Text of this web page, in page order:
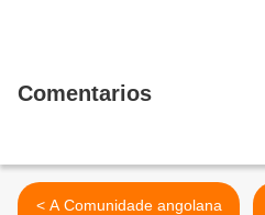
Comentarios
< A Comunidade angolana